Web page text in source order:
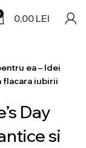
0,00 LEI
ea – Idei
flacara iubirii
Day
si